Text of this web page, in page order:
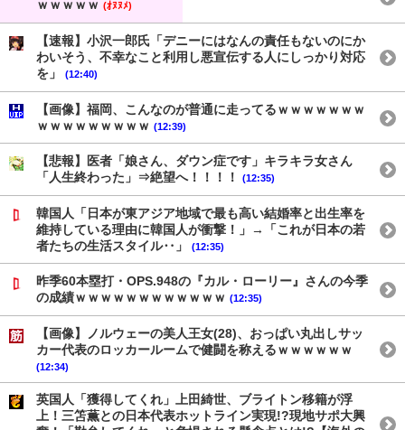
ｗｗｗｗｗ (ｵﾇﾇﾒ)
【速報】小沢一郎氏「デニーにはなんの責任もないのにか
わいそう、不幸なこと利用し悪宣伝する人にしっかり対応
を」
(12:40)
【画像】福岡、こんなのが普通に走ってるｗｗｗｗｗｗｗ
ｗｗｗｗｗｗｗｗｗ (12:39)
【悲報】医者「娘さん、ダウン症です」キラキラ女さん
「人生終わった」⇒絶望へ！！！！
(12:35)
韓国人「日本が東アジア地域で最も高い結婚率と出生率を
維持している理由に韓国人が衝撃！」→「これが日本の若
者たちの生活スタイル‥」
(12:35)
昨季60本塁打・OPS.948の『カル・ローリー』さんの今季
の成績ｗｗｗｗｗｗｗｗｗｗｗｗ (12:35)
【画像】ノルウェーの美人王女(28)、おっぱい丸出しサッ
カー代表のロッカールームで健闘を称えるｗｗｗｗｗｗ
(12:34)
英国人「獲得してくれ」上田綺世、ブライトン移籍が浮
上！三笘薫との日本代表ホットライン実現!?現地サポ大興